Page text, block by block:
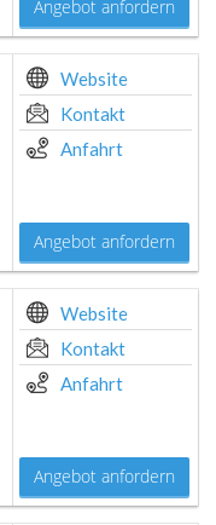
Angebot anfordern
Website
Kontakt
Anfahrt
Angebot anfordern
Website
Kontakt
Anfahrt
Angebot anfordern